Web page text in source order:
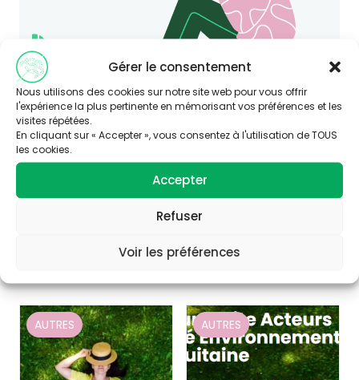
Gérer le consentement
Nous utilisons des cookies sur notre site web pour vous offrir
l'expérience la plus pertinente en mémorisant vos préférences et les
visites répétées.
En cliquant sur « Accepter », vous consentez à l'utilisation de TOUS
les cookies.
Accepter
Refuser
Voir les préférences
similaires
AUTRES AUTRES